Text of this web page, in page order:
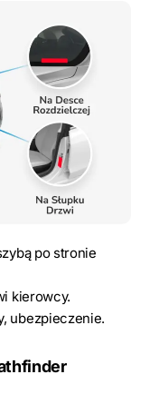
po stronie
kierowcy.
ubezpieczenie.